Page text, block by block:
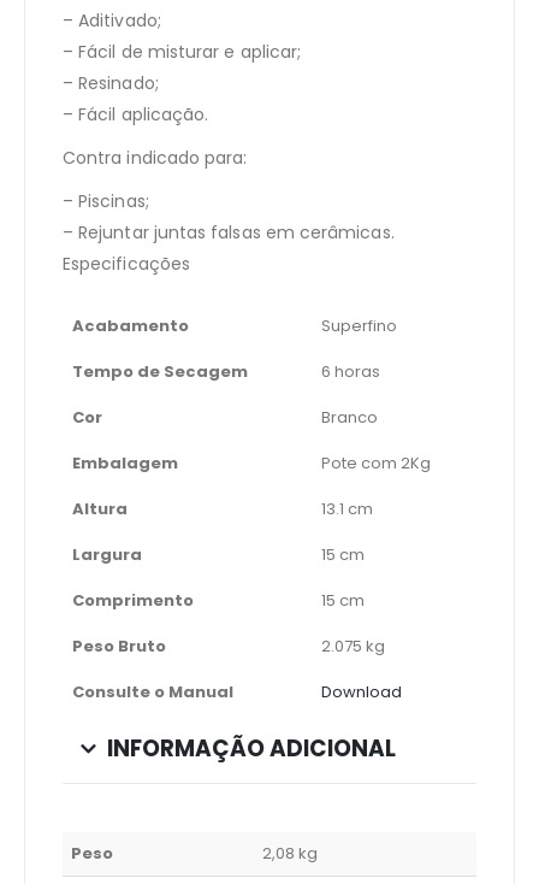
– Aditivado;
– Fácil de misturar e aplicar;
– Resinado;
– Fácil aplicação.
Contra indicado para:
– Piscinas;
– Rejuntar juntas falsas em cerâmicas.
Especificações
Acabamento
Superfino
Tempo de Secagem
6 horas
Cor
Branco
Embalagem
Pote com 2Kg
Altura
13.1 cm
Largura
15 cm
Comprimento
15 cm
Peso Bruto
2.075 kg
Consulte o Manual
Download
INFORMAÇÃO ADICIONAL
Peso
2,08 kg